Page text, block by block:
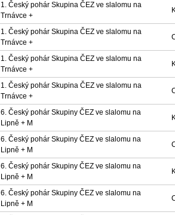
1. Český pohár Skupina ČEZ ve slalomu na
Trnávce +
1. Český pohár Skupina ČEZ ve slalomu na
Trnávce +
1. Český pohár Skupina ČEZ ve slalomu na
Trnávce +
1. Český pohár Skupina ČEZ ve slalomu na
Trnávce +
6. Český pohár Skupiny ČEZ ve slalomu na
Lipně + M
6. Český pohár Skupiny ČEZ ve slalomu na
Lipně + M
6. Český pohár Skupiny ČEZ ve slalomu na
Lipně + M
6. Český pohár Skupiny ČEZ ve slalomu na
Lipně + M